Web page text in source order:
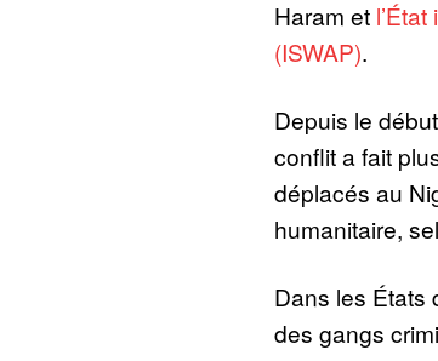
Haram et
(ISWAP).
Depuis le
conflit a fait
déplacés au
humanitaire,
Dans les États
des gangs